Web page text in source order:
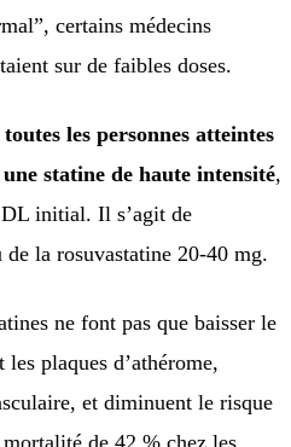
certains médecins
sur de faibles doses.
toutes les personnes atteintes
statine de haute intensité,
initial. Il s’agit de
la rosuvastatine 20-40 mg.
ne font pas que baisser le
plaques d’athérome,
et diminuent le risque
de 42 % chez les